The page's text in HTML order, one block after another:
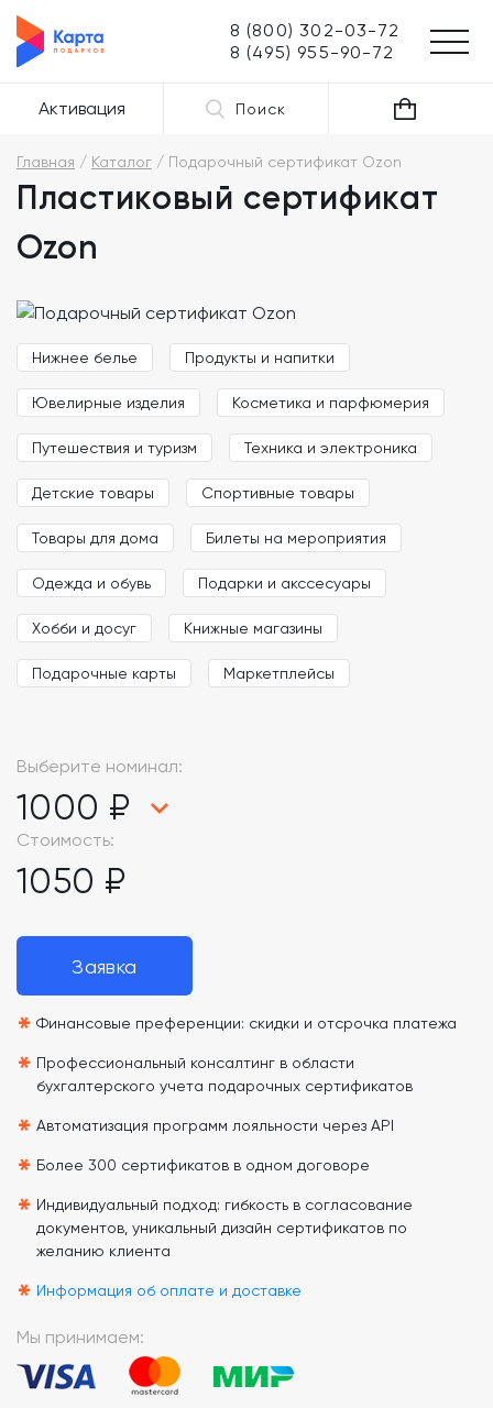
8 (800) 302-03-72
8 (495) 955-90-72
Активация Поиск
Главная Каталог Подарочный сертификат Ozon
Пластиковый сертификат
Ozon
Нижнее белье Продукты и напитки
Ювелирные изделия Косметика и парфюмерия
Путешествия и туризм Техника и электроника
Детские товары Спортивные товары
Товары для дома Билеты на мероприятия
Одежда и обувь Подарки и акссесуары
Хобби и досуг Книжные магазины
Подарочные карты Маркетплейсы
Выберите номинал:
1000 ₽
Стоимость:
1050 ₽
Заявка
* Финансовые преференции: скидки и отсрочка платежа
* Профессиональный консалтинг в области
бухгалтерского учета подарочных сертификатов
* Автоматизация программ лояльности через API
* Более 300 сертификатов в одном договоре
* Индивидуальный подход: гибкость в согласование
документов, уникальный дизайн сертификатов по
желанию клиента
* Информация об оплате и доставке
Мы принимаем: